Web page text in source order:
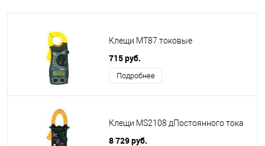
Клещи MT87 токовые
715 руб.
Подробнее
Клещи MS2108 дПостоянного тока
8 729 руб.